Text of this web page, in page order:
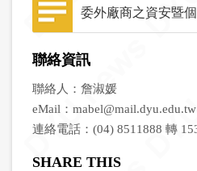
委外廠商之資安暨
聯絡資訊
聯絡人：詹淑媛
eMail： mabel@mail.dyu.edu.tw
連絡電話：(04) 8511888 轉
SHARE THIS